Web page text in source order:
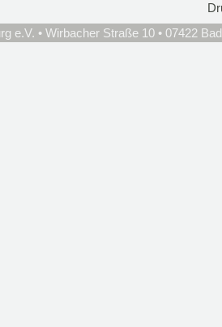
e.V. • Wirbacher Straße 10 • 07422